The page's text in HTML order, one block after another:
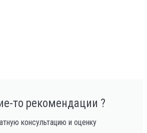
то рекомендации ?
консультацию и оценку